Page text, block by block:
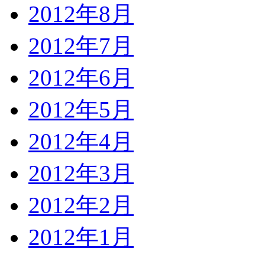
2012年8月
2012年7月
2012年6月
2012年5月
2012年4月
2012年3月
2012年2月
2012年1月